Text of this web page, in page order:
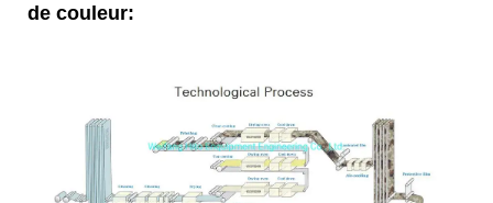
de couleur: